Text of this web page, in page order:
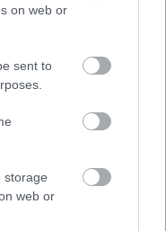
on web or
sent to
storage
web or